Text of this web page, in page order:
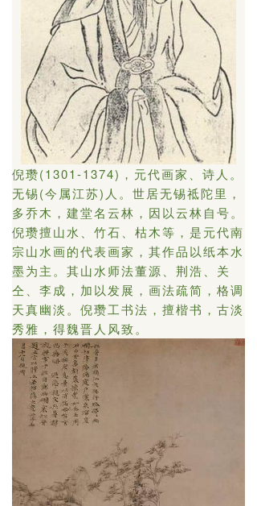
倪瓒(1301-1374)，元代画家、诗人。
无锡(今属江苏)人。世居无锡祗陀里，
多乔木，建堂名云林，因以云林自号。
倪瓒擅山水、竹石、枯木等，是元代南
宗山水画的代表画家，其作品以纸本水
墨为主。其山水师法董源、荆浩、关
仝、李成，加以发展，画法疏简，格调
天真幽淡。倪瓒工书法，擅楷书，古淡
秀雅，得魏晋人风致。